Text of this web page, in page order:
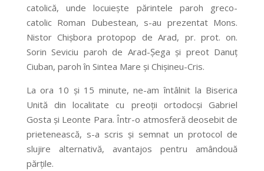
catolică, unde locuieşte părintele paroh greco-
catolic Roman Dubestean, s-au prezentat Mons.
Nistor Chişbora protopop de Arad, pr. prot. on.
Sorin Seviciu paroh de Arad-Şega şi preot Danuţ
Ciuban, paroh în Sintea Mare şi Chişineu-Cris.
La ora 10 şi 15 minute, ne-am întâlnit la Biserica
Unită din localitate cu preoţii ortodocşi Gabriel
Gosta şi Leonte Para. Într-o atmosferă deosebit de
prietenească, s-a scris şi semnat un protocol de
slujire alternativă, avantajos pentru amândouă
părţile.